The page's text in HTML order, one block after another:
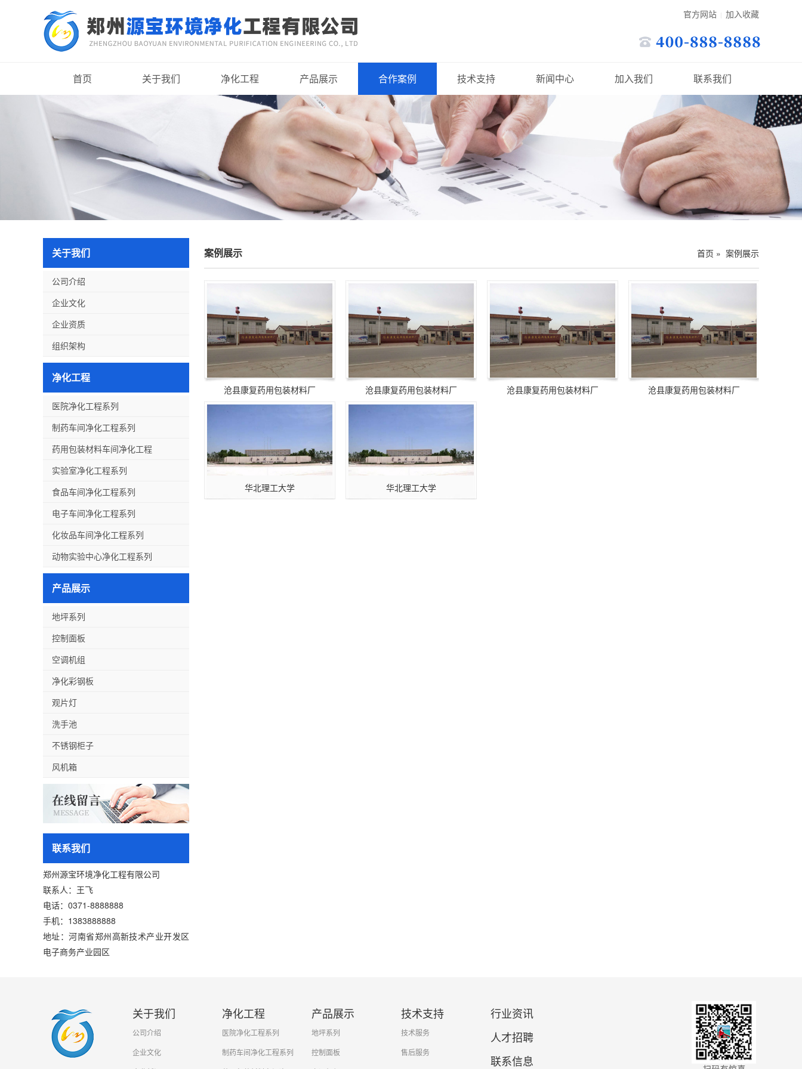
官方网站 加入收藏
首页 关于我们 净化工程 产品展示 合作案例 技术支持 新闻中心 加入我们 联系我们
关于我们
公司介绍
企业文化
企业资质
组织架构
净化工程
医院净化工程系列
制药车间净化工程系列
药用包装材料车间净化工程
实验室净化工程系列
食品车间净化工程系列
电子车间净化工程系列
化妆品车间净化工程系列
动物实验中心净化工程系列
产品展示
地坪系列
控制面板
空调机组
净化彩钢板
观片灯
洗手池
不锈钢柜子
风机箱
联系我们
郑州源宝环境净化工程有限公司
联系人：王飞
电话：0371-8888888
手机：1383888888
地址：河南省郑州高新技术产业开发区
电子商务产业园区
案例展示 首页 » 案例展示
沧县康复药用包装材料厂 沧县康复药用包装材料厂 沧县康复药用包装材料厂 沧县康复药用包装材料厂
华北理工大学 华北理工大学
关于我们
公司介绍
企业文化
净化工程
医院净化工程系列
制药车间净化工程系列
产品展示
地坪系列
控制面板
技术支持
技术服务
售后服务
行业资讯
人才招聘
联系信息